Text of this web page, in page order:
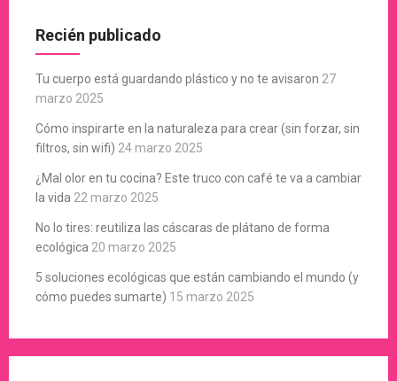
Recién publicado
Tu cuerpo está guardando plástico y no te avisaron 27
marzo 2025
Cómo inspirarte en la naturaleza para crear (sin forzar, sin
filtros, sin wifi) 24 marzo 2025
¿Mal olor en tu cocina? Este truco con café te va a cambiar
la vida 22 marzo 2025
No lo tires: reutiliza las cáscaras de plátano de forma
ecológica 20 marzo 2025
5 soluciones ecológicas que están cambiando el mundo (y
cómo puedes sumarte) 15 marzo 2025